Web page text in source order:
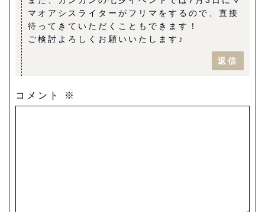
マオアシスライターがフリマをするので、直接
待ってきていただくこともできます！
ご検討よろしくお願いいたします♪
返信
コメント ※